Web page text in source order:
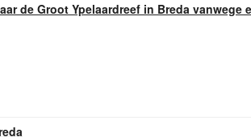
de Groot Ypelaardreef in Breda vanwege